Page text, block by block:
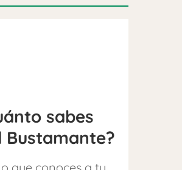
sabes
Bustamante?
que conoces a tu